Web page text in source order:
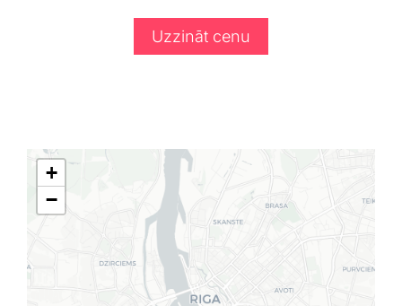
Uzzināt cenu
+
−